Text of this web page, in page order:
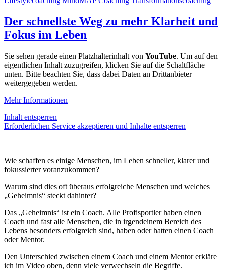
Der schnellste Weg zu mehr Klarheit und
Fokus im Leben
Sie sehen gerade einen Platzhalterinhalt von YouTube. Um auf den
eigentlichen Inhalt zuzugreifen, klicken Sie auf die Schaltfläche
unten. Bitte beachten Sie, dass dabei Daten an Drittanbieter
weitergegeben werden.
Mehr Informationen
Inhalt entsperren
Erforderlichen Service akzeptieren und Inhalte entsperren
Wie schaffen es einige Menschen, im Leben schneller, klarer und
fokussierter voranzukommen?
Warum sind dies oft überaus erfolgreiche Menschen und welches
„Geheimnis“ steckt dahinter?
Das „Geheimnis“ ist ein Coach. Alle Profisportler haben einen
Coach und fast alle Menschen, die in irgendeinem Bereich des
Lebens besonders erfolgreich sind, haben oder hatten einen Coach
oder Mentor.
Den Unterschied zwischen einem Coach und einem Mentor erkläre
ich im Video oben, denn viele verwechseln die Begriffe.